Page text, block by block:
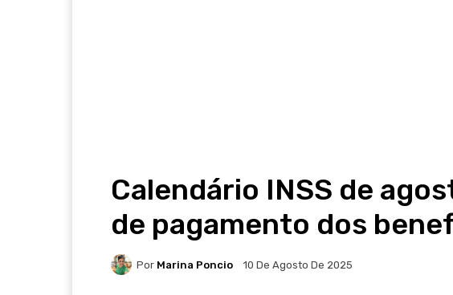
Calendário INSS de
de pagamento dos
Por Marina Poncio 10 De Agosto De 2025